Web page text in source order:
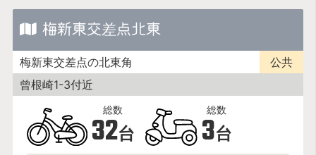
梅新東交差点北東
梅新東交差点の北東角
公共
曾根崎1-3付近
32台 3台